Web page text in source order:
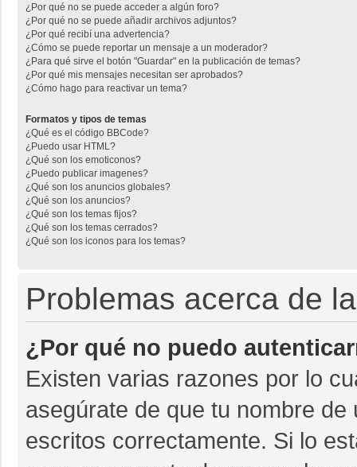
¿Por qué no se puede acceder a algún foro?
¿Por qué no se puede añadir archivos adjuntos?
¿Por qué recibí una advertencia?
¿Cómo se puede reportar un mensaje a un moderador?
¿Para qué sirve el botón "Guardar" en la publicación de temas?
¿Por qué mis mensajes necesitan ser aprobados?
¿Cómo hago para reactivar un tema?
Formatos y tipos de temas
¿Qué es el código BBCode?
¿Puedo usar HTML?
¿Qué son los emoticonos?
¿Puedo publicar imagenes?
¿Qué son los anuncios globales?
¿Qué son los anuncios?
¿Qué son los temas fijos?
¿Qué son los temas cerrados?
¿Qué son los iconos para los temas?
Problemas acerca de
¿Por qué no puedo
Existen varias razones por lo
asegúrate de que tu nombre
escritos correctamente. Si lo